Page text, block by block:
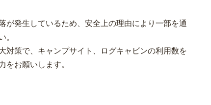
が発生しているため、安全上の理由により一部を通
。
対策で、キャンプサイト、ログキャビンの利用数を
をお願いします。